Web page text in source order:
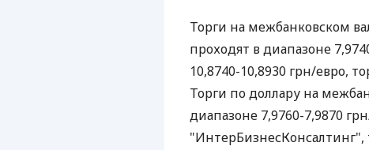
Торги на межбанковском
проходят в диапазоне
10,8740-10,8930 грн/евро,
Торги по доллару на
диапазоне 7,9760-7,9870
"ИнтерБизнесКонсалтинг",